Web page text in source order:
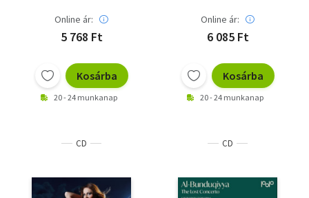
Online ár:
5 768 Ft
Kosárba
20 - 24 munkanap
Online ár:
6 085 Ft
Kosárba
20 - 24 munkanap
CD CD